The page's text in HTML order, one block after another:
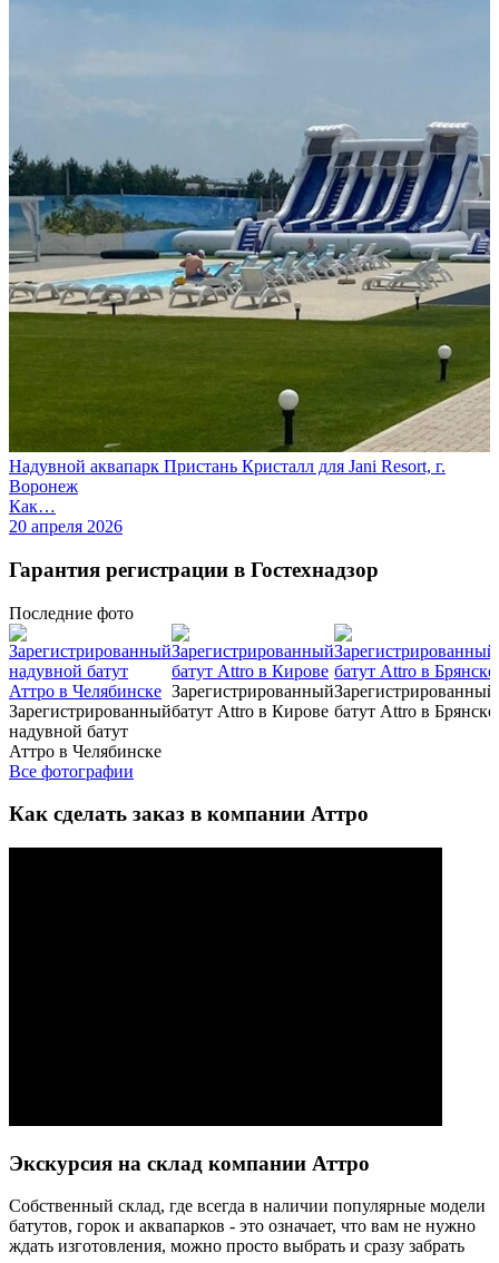
Надувной аквапарк Пристань Кристалл для Jani Resort, г.
Воронеж
Как…
20 апреля 2026
Гарантия регистрации в Гостехнадзор
Последние фото
Зарегистрированный
надувной батут
Аттро в Челябинске
Зарегистрированный
батут Attro в Кирове
Зарегистрированный
батут Attro в Брянске
Все фотографии
Как сделать заказ в компании Аттро
Экскурсия на склад компании Аттро
Cобственный склад, где всегда в наличии популярные модели
батутов, горок и аквапарков - это означает, что вам не нужно
ждать изготовления, можно просто выбрать и сразу забрать